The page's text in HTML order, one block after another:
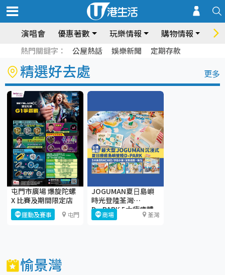
演唱會 優惠著數 玩樂情報 購物情報 飲
熱門關鍵字： 公屋熱話 娛樂新聞 定期存款
精選好去處 更多
屯門市廣場 爆旋陀螺
X 比賽及期間限定店
運動及賽事 屯門
JOGUMAN夏⽇島嶼
時光登陸荃灣
D·PARK 5大療癒體
驗區+期間限定店
商場 荃灣
愉景灣